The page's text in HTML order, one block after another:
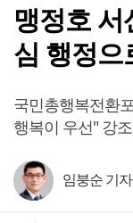
맹정호
심 행정
국민총행복전환
행복이 우선" 강조
임붕순 기자